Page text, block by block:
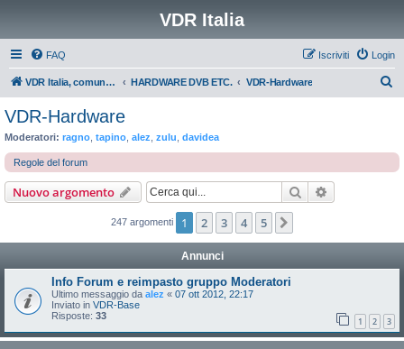
VDR Italia
FAQ Login
Iscriviti
VDR Italia, comunità italiana utilizzatori VDR HARDWARE DVB ETC. VDR-Hardware
a
VDR-Hardware
Moderatori: ragno tapino alez zulu davidea
Regole del forum
Nuovo argomento Cerca
247 argomenti 1 2 3 4 5
Annunci
Info Forum e reimpasto gruppo Moderatori
Ultimo messaggio da alez « 07 ott 2012, 22:17
Inviato in VDR-Base
Risposte: 33 1 2 3